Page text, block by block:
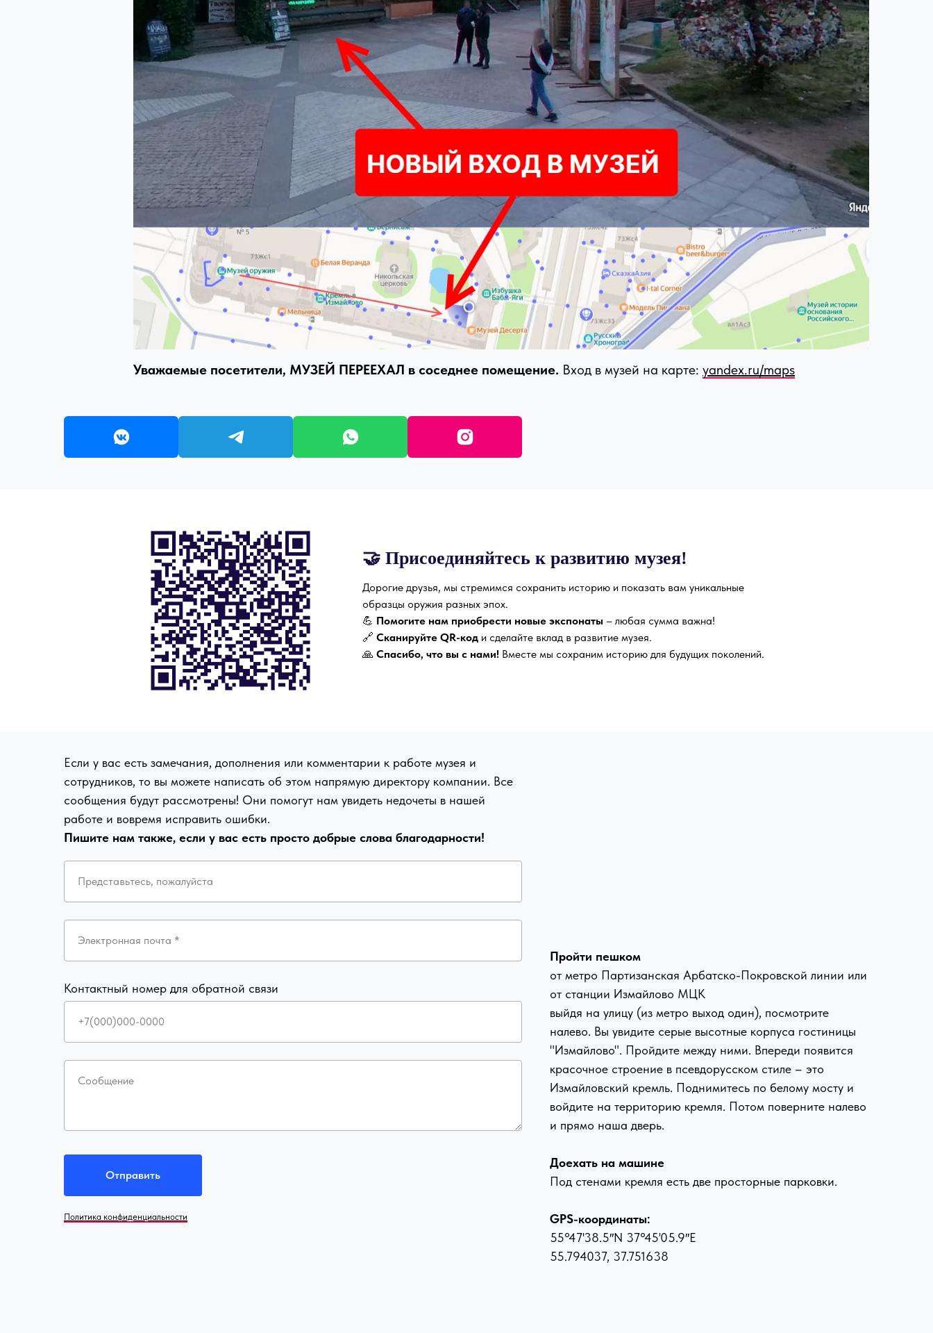
Уважаемые посетители, МУЗЕЙ ПЕРЕЕХАЛ в соседнее помещение. Вход в музей на карте: yandex.ru/maps
🤝 Присоединяйтесь к развитию музея!
Дорогие друзья, мы стремимся сохранить историю и показать вам уникальные
образцы оружия разных эпох.
💪 Помогите нам приобрести новые экспонаты – любая сумма важна!
🔗 Сканируйте QR-код и сделайте вклад в развитие музея.
🙏 Спасибо, что вы с нами! Вместе мы сохраним историю для будущих поколений.
Если у вас есть замечания, дополнения или комментарии к работе музея и
сотрудников, то вы можете написать об этом напрямую директору компании. Все
сообщения будут рассмотрены! Они помогут нам увидеть недочеты в нашей
работе и вовремя исправить ошибки.
Пишите нам также, если у вас есть просто добрые слова благодарности!
Представьтесь, пожалуйста
Электронная почта *
Контактный номер для обратной связи
+7(000)000-0000
Сообщение
Отправить
Политика конфиденциальности
Пройти пешком
от метро Партизанская Арбатско-Покровской линии или
от станции Измайлово МЦК
выйдя на улицу (из метро выход один), посмотрите
налево. Вы увидите серые высотные корпуса гостиницы
"Измайлово". Пройдите между ними. Впереди появится
красочное строение в псевдорусском стиле – это
Измайловский кремль. Поднимитесь по белому мосту и
войдите на территорию кремля. Потом поверните налево
и прямо наша дверь.
Доехать на машине
Под стенами кремля есть две просторные парковки.
GPS-координаты:
55°47'38.5″N 37°45'05.9″E
55.794037, 37.751638